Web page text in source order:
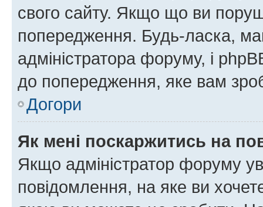
свого сайту. Якщо що ви
попередження. Будь-ласка,
адміністратора форуму, і
до попередження, яке вам
Догори
Як мені поскаржитись на
Якщо адміністратор форуму
повідомлення, на яке ви